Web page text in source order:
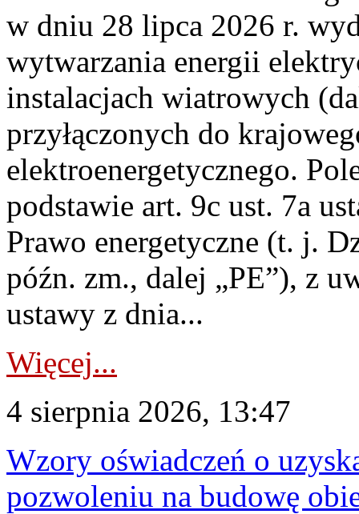
w dniu 28 lipca 2026 r.
wytwarzania energii
instalacjach wiatrowych
przyłączonych do
elektroenergetycznego.
podstawie art. 9c ust. 7a
Prawo energetyczne (t. j.
późn. zm., dalej „PE”), z
ustawy z dnia...
Więcej...
4 sierpnia 2026, 13:47
Wzory oświadczeń o
pozwoleniu na budowę